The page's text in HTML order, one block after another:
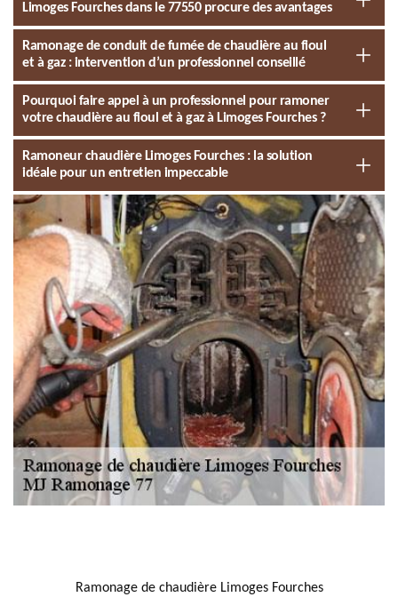
Limoges Fourches dans le 77550 procure des avantages
Ramonage de conduit de fumée de chaudière au fioul
et à gaz : intervention d’un professionnel conseillé
Pourquoi faire appel à un professionnel pour ramoner
votre chaudière au fioul et à gaz à Limoges Fourches ?
Ramoneur chaudière Limoges Fourches : la solution
idéale pour un entretien impeccable
Ramonage de chaudière Limoges Fourches